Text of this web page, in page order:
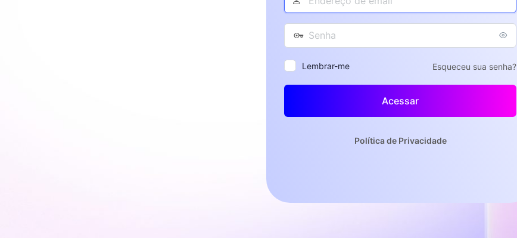
Acessar
de
mail
Senha
Lembrar-me Esqueceu sua senha?
Política de Privacidade